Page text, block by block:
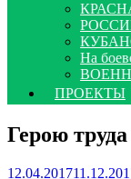
На
ПРОЕКТЫ
Герою
12.04.2017